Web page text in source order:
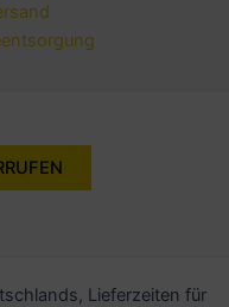
Lieferzeiten für